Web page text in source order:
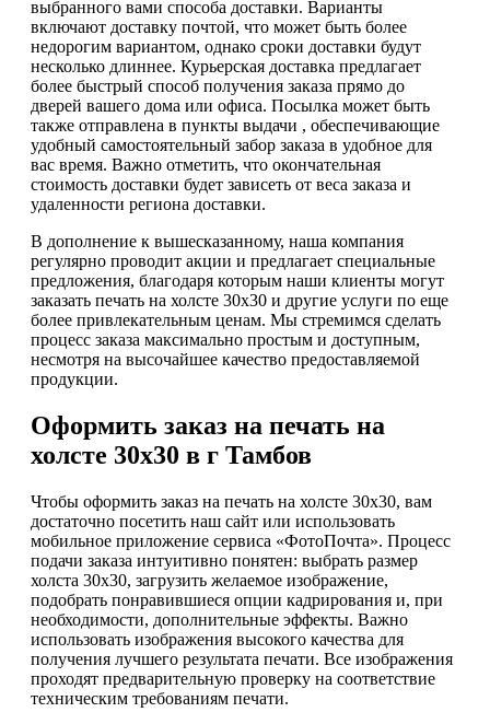
выбранного вами способа доставки. Варианты
включают доставку почтой, что может быть более
недорогим вариантом, однако сроки доставки будут
несколько длиннее. Курьерская доставка предлагает
более быстрый способ получения заказа прямо до
дверей вашего дома или офиса. Посылка может быть
также отправлена в пункты выдачи , обеспечивающие
удобный самостоятельный забор заказа в удобное для
вас время. Важно отметить, что окончательная
стоимость доставки будет зависеть от веса заказа и
удаленности региона доставки.
В дополнение к вышесказанному, наша компания
регулярно проводит акции и предлагает специальные
предложения, благодаря которым наши клиенты могут
заказать печать на холсте 30х30 и другие услуги по еще
более привлекательным ценам. Мы стремимся сделать
процесс заказа максимально простым и доступным,
несмотря на высочайшее качество предоставляемой
продукции.
Оформить заказ на печать на
холсте 30х30 в г Тамбов
Чтобы оформить заказ на печать на холсте 30х30, вам
достаточно посетить наш сайт или использовать
мобильное приложение сервиса «ФотоПочта». Процесс
подачи заказа интуитивно понятен: выбрать размер
холста 30х30, загрузить желаемое изображение,
подобрать понравившиеся опции кадрирования и, при
необходимости, дополнительные эффекты. Важно
использовать изображения высокого качества для
получения лучшего результата печати. Все изображения
проходят предварительную проверку на соответствие
техническим требованиям печати.